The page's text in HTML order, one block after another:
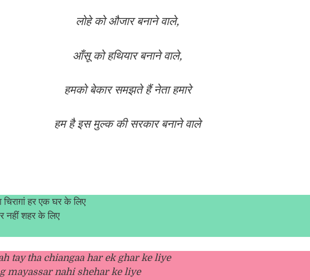
लोहे को औजार बनाने वाले,
आँसू को हथियार बनाने वाले,
हमको बेकार समझते हैं नेता हमारे
हम है इस मुल्क की सरकार बनाने वाले
हर एक घर के लिए
नहीं शहर के लिए
tay tha chiangaa har ek ghar ke liye
mayassar nahi shehar ke liye